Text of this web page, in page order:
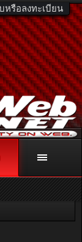
หรือลงทะเบียน
. 081-811-1138
ที่นี่